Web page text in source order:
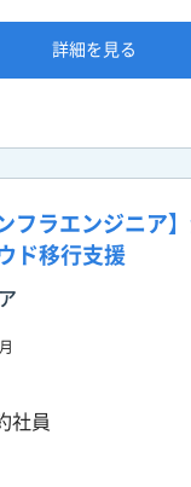
詳細を見る
フラエンジニア
ド移行支援
社員